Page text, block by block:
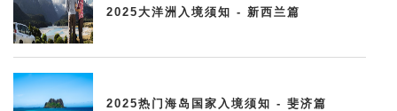
2025大洋洲入境须知 - 新西兰篇
2025热门海岛国家入境须知 - 斐济篇